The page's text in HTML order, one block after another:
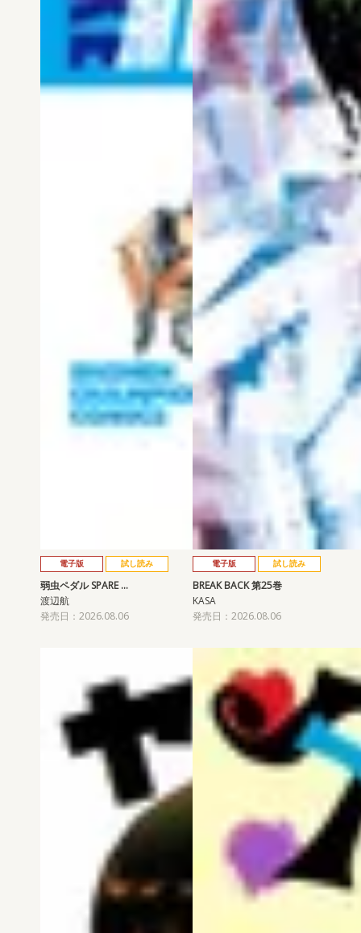
電子版 試し読み
弱虫ペダル SPARE …
渡辺航
発売日：2026.08.06
電子版 試し読み
BREAK BACK 第25巻
KASA
発売日：2026.08.06